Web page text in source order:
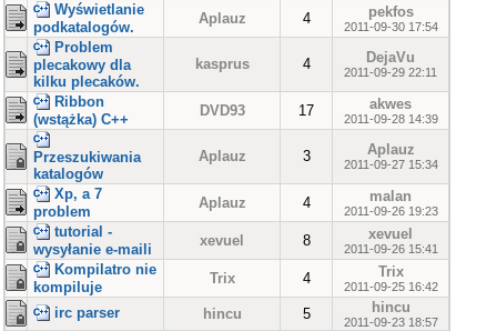
Wyświetlanie
podkatalogów.
Aplauz 4 pekfos
2011-09-30 17:54
Problem
plecakowy dla
kilku plecaków.
kasprus 4 DejaVu
2011-09-29 22:11
Ribbon
(wstążka) C++
DVD93 17 akwes
2011-09-28 14:39
Przeszukiwania
katalogów
Aplauz 3 Aplauz
2011-09-27 15:34
Xp, a 7
problem
Aplauz 4 malan
2011-09-26 19:23
tutorial -
wysyłanie e-maili
xevuel 8 xevuel
2011-09-26 15:41
Kompilatro nie
kompiluje
Trix 4 Trix
2011-09-25 16:42
irc parser hincu 5 hincu
2011-09-23 18:57